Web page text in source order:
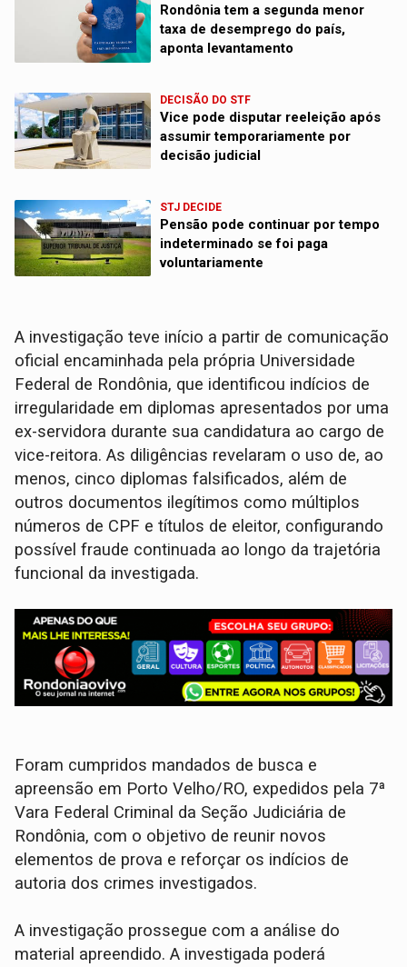
Rondônia tem a segunda menor
taxa de desemprego do país,
aponta levantamento
DECISÃO DO STF
Vice pode disputar reeleição após
assumir temporariamente por
decisão judicial
STJ DECIDE
Pensão pode continuar por tempo
indeterminado se foi paga
voluntariamente
A investigação teve início a partir de comunicação
oficial encaminhada pela própria Universidade
Federal de Rondônia, que identificou indícios de
irregularidade em diplomas apresentados por uma
ex-servidora durante sua candidatura ao cargo de
vice-reitora. As diligências revelaram o uso de, ao
menos, cinco diplomas falsificados, além de
outros documentos ilegítimos como múltiplos
números de CPF e títulos de eleitor, configurando
possível fraude continuada ao longo da trajetória
funcional da investigada.
Foram cumpridos mandados de busca e
apreensão em Porto Velho/RO, expedidos pela 7ª
Vara Federal Criminal da Seção Judiciária de
Rondônia, com o objetivo de reunir novos
elementos de prova e reforçar os indícios de
autoria dos crimes investigados.
A investigação prossegue com a análise do
material apreendido. A investigada poderá